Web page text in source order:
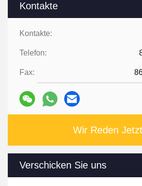
Kontakte
Kontakte:
Telefon:
Fax:
Wir Reden
Verschicken Sie uns